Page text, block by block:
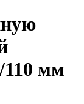
мм